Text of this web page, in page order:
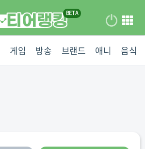
게임 방송 브랜드 애니 음식